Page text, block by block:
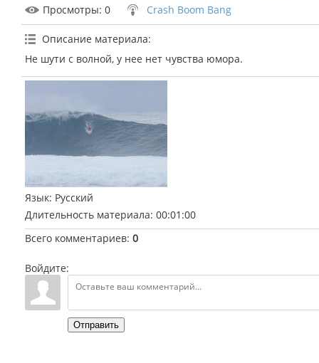
Просмотры: 0 Crash Boom Bang
Описание материала:
Не шути с волной, у нее нет чувства юмора.
Язык: Русский
Длительность материала: 00:01:00
Всего комментариев: 0
Войдите:
Отправить